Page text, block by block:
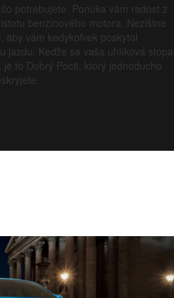
potrebujete. Ponúka vám radost z
benzínového motora. Nezištne
aby vám kedykoľvek poskytol
jazdu. Keďže sa vaša uhlíková stopa
to Dobrý Pocit, ktorý jednoducho